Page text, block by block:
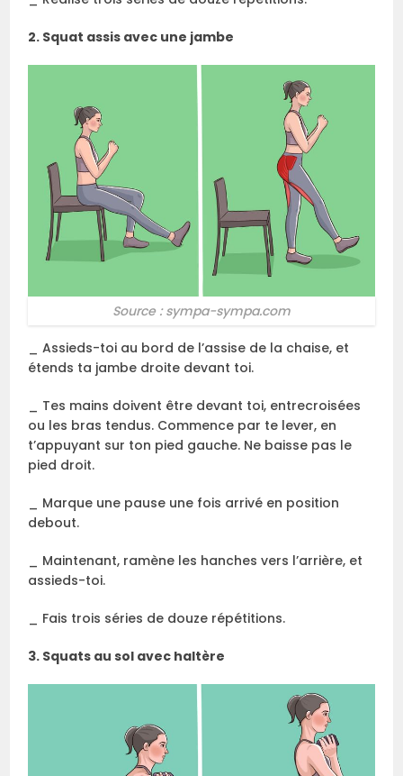
2. Squat assis avec une jambe
Source : sympa-sympa.com
_ Assieds-toi au bord de l’assise de la chaise, et
étends ta jambe droite devant toi.
_ Tes mains doivent être devant toi, entrecroisées
ou les bras tendus. Commence par te lever, en
t’appuyant sur ton pied gauche. Ne baisse pas le
pied droit.
_ Marque une pause une fois arrivé en position
debout.
_ Maintenant, ramène les hanches vers l’arrière, et
assieds-toi.
_ Fais trois séries de douze répétitions.
3. Squats au sol avec haltère